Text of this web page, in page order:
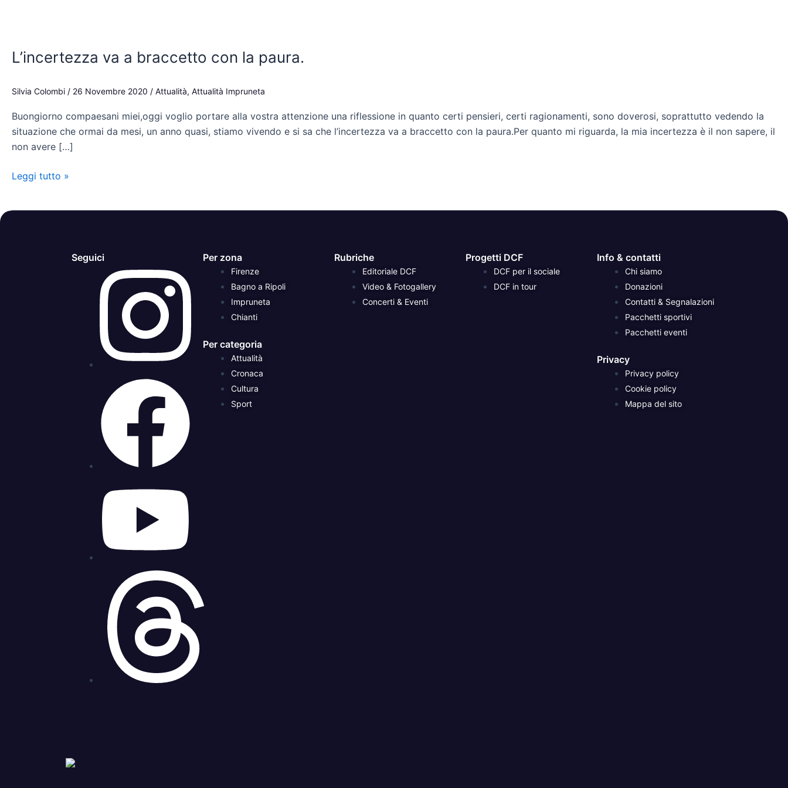
L’incertezza va a braccetto con la paura.
Silvia Colombi / 26 Novembre 2020 / Attualità, Attualità Impruneta
Buongiorno compaesani miei,oggi voglio portare alla vostra attenzione una riflessione in quanto certi pensieri, certi ragionamenti, sono doverosi, soprattutto vedendo la
situazione che ormai da mesi, un anno quasi, stiamo vivendo e si sa che l’incertezza va a braccetto con la paura.Per quanto mi riguarda, la mia incertezza è il non sapere, il
non avere […]
con
paura.
Leggi tutto »
Seguici Per zona
Firenze
Bagno a Ripoli
Impruneta
Chianti
Per categoria
Attualità
Cronaca
Cultura
Sport
Rubriche
Editoriale DCF
Video & Fotogallery
Concerti & Eventi
Progetti DCF
DCF per il sociale
DCF in tour
Info & contatti
Chi siamo
Donazioni
Contatti & Segnalazioni
Pacchetti sportivi
Pacchetti eventi
Privacy
Privacy policy
Cookie policy
Mappa del sito